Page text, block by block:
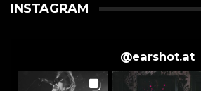
INSTAGRAM
@earshot.at